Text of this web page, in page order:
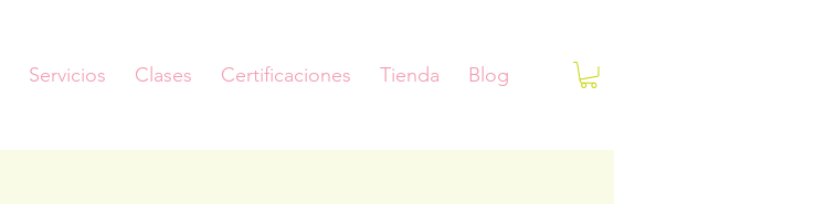
Servicios Clases Certificaciones Tienda Blog